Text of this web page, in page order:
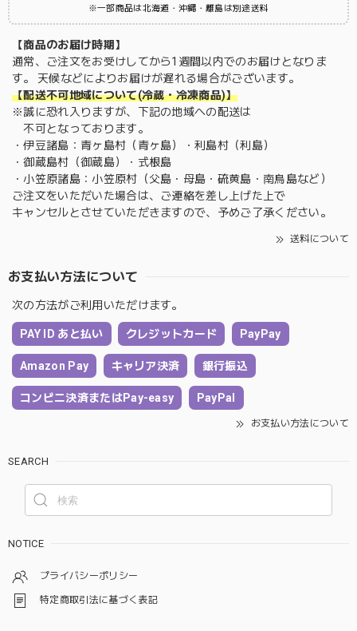
※一部商品は北海道・沖縄・離島は別途送料
【商品のお届け時期】
通常、ご注文をお受けしてから1週間以内でのお届けとなりま
す。 天候などによりお届けが遅れる場合がございます。
【配送不可地域について(冷蔵・冷凍商品)】
※誠に恐れ入りますが、下記の地域への配送は
不可となっております。
・伊豆諸島：青ヶ島村（青ヶ島）・利島村（利島）
・御蔵島村（御蔵島）・式根島
・小笠原諸島：小笠原村（父島・母島・硫黄島・南鳥島など）
ご注文をいただいた場合は、ご連絡を差し上げた上で
キャンセルとさせていただきますので、予めご了承ください。
送料について
お支払い方法について
次の方法がご利用いただけます。
PAY ID あと払い クレジットカード PayPay
Amazon Pay キャリア決済 銀行振込
コンビニ決済またはPay-easy PayPal
お支払い方法について
SEARCH
NOTICE
プライバシーポリシー
特定商取引法に基づく表記